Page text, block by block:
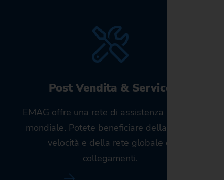
Post Vendita & Service
EMAG offre una rete di assistenza a livello
mondiale. Potete beneficiare della nostra
velocità e della rete globale di
collegamenti.